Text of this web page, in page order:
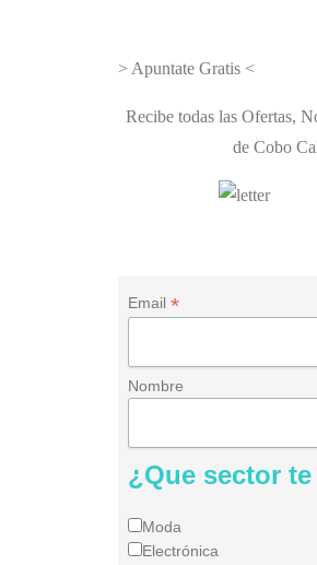
> Apuntate Gratis <
Recibe todas las Ofertas,
de Cobo
Email*
Nombre
¿Que sector
Moda
Electrónica